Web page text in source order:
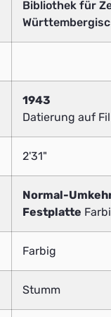
Bibliothek für
1943
Datierung auf
2'31"
Normal-
Festplatte
Farbig
Stumm